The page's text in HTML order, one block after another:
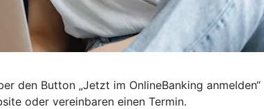
den Button „Jetzt im OnlineBanking
oder vereinbaren einen Termin.